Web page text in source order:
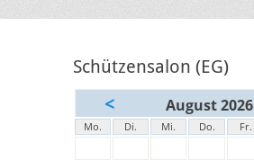
Schützensalon (EG)
< August 2026
Mo. Di. Mi. Do. Fr.